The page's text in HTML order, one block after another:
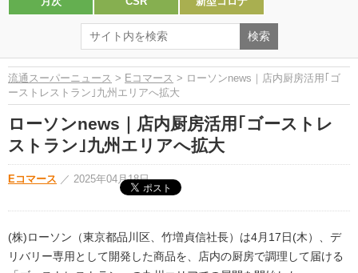
流通スーパーニュース > Eコマース > ローソンnews｜店内厨房活用｢ゴ
ーストレストラン｣九州エリアへ拡大
ローソンnews｜店内厨房活用｢ゴーストレ
ストラン｣九州エリアへ拡大
Eコマース ／ 2025年04月18日
(株)ローソン（東京都品川区、竹増貞信社長）は4月17日(木）、デ
リバリー専用として開発した商品を、店内の厨房で調理して届ける